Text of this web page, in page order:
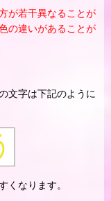
が若干異なることが
の違いがあることが
文字は下記のように
くなります。